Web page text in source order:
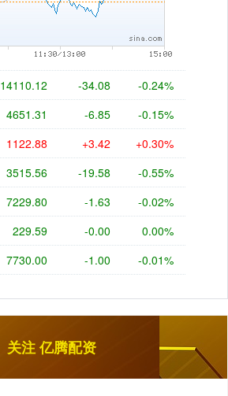
14110.12 -34.08 -0.24%
4651.31 -6.85 -0.15%
1122.88 +3.42 +0.30%
3515.56 -19.58 -0.55%
7229.80 -1.63 -0.02%
229.59 -0.00 0.00%
7730.00 -1.00 -0.01%
关注 亿腾配资